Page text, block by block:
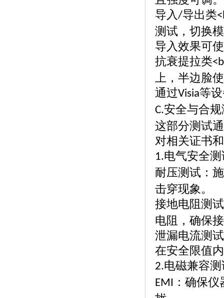
导入/导出类
测试，切换
导入效果可
抗衰提拉类
上，半边脸
通过Visia等
C.安全与合
这部分测试
对相关证书
1.电气安全
耐压测试：
击穿现象。
接地电阻测
电阻，确保
泄漏电流测
在安全限值
2.电磁兼容
EMI ：确保